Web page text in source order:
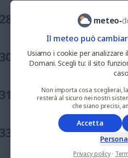
28
30 °C
7%
UV 1
31 0%
UV 5
33 0
meteo-
Il meteo può
Usiamo i cookie per
Domani. Scegli tu: il sito
Non importa cosa sceglierai,
resterà al sicuro nei nostri
che siano precisi,
Accetta
Privacy policy ·